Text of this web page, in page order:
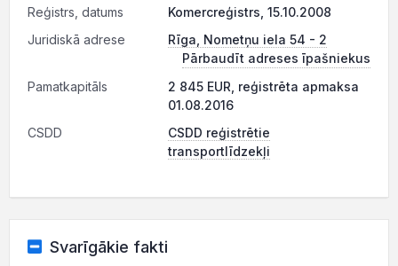
Reģistrs, datums
Komercreģistrs, 15.10.2008
Juridiskā adrese
Rīga, Nometņu iela 54 - 2
Pārbaudīt adreses īpašniekus
Pamatkapitāls
2 845 EUR, reģistrēta apmaksa
01.08.2016
CSDD
CSDD reģistrētie
transportlīdzekļi
Svarīgākie fakti